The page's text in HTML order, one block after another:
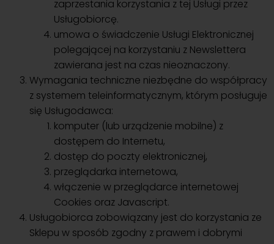
zaprzestania korzystania z tej Usługi przez
Usługobiorcę.
umowa o świadczenie Usługi Elektronicznej
polegającej na korzystaniu z Newslettera
zawierana jest na czas nieoznaczony.
Wymagania techniczne niezbędne do współpracy
z systemem teleinformatycznym, którym posługuje
się Usługodawca:
komputer (lub urządzenie mobilne) z
dostępem do Internetu,
dostęp do poczty elektronicznej,
przeglądarka internetowa,
włączenie w przeglądarce internetowej
Cookies oraz Javascript.
Usługobiorca zobowiązany jest do korzystania ze
Sklepu w sposób zgodny z prawem i dobrymi